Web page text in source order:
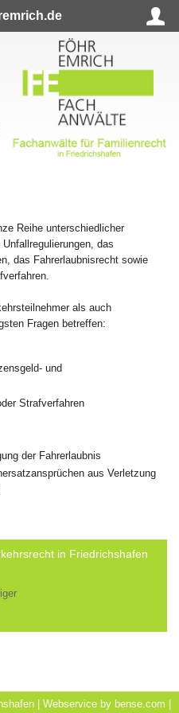
Reihe unterschiedlicher
das
das Fahrerlaubnisrecht sowie
als auch
Fragen betreffen:
und
Strafverfahren
der Fahrerlaubnis
aus Verletzung
in Friedrichshafen
| Webservice by bense.com